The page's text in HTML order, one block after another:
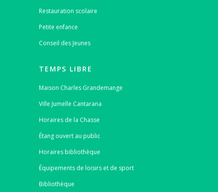
Restauration scolaire
Petite enfance
Conseil des Jeunes
TEMPS LIBRE
Maison Charles Grandemange
Ville Jumelle Cantarana
Horaires de la Chasse
Étang ouvert au public
Horaires bibliothèque
Équipements de loisirs et de sport
Bibliothèque